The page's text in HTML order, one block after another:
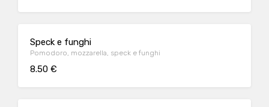
Speck e funghi
Pomodoro, mozzarella, speck e funghi
8.50 €